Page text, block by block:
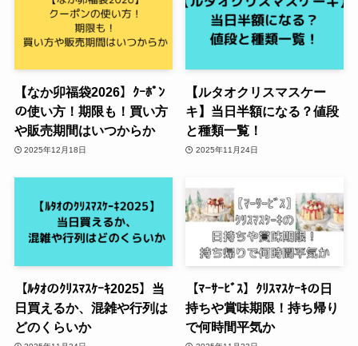
【なか卯福袋2026】ｸｰﾎﾟﾝ
の使い方！期限も！買い方
や販売期間はいつからか
2025年12月18日
【ルタオクリスマスケー
キ】当日半額になる？値段
と種類一覧！
2025年11月24日
【ﾙﾀｵのｸﾘｽﾏｽｹｰｷ2025】当
日買えるか、混雑や行列は
どのくらいか
【ﾏｰｻｰﾋﾞｽ】ｸﾘｽﾏｽｹｰｷの日
持ちや賞味期限！持ち帰り
で何時間平気か